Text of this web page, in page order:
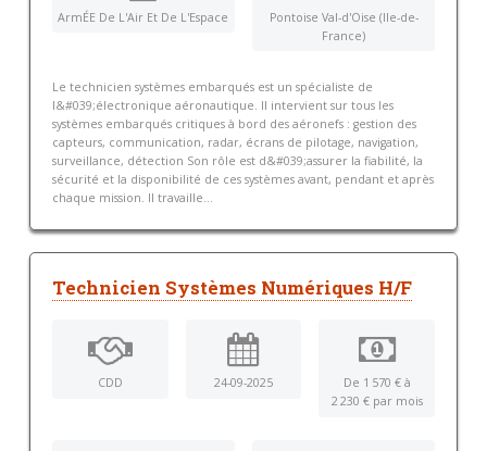
ArmÉE De L'Air Et De L'Espace
Pontoise Val-d'Oise (Ile-de-
France)
Le technicien systèmes embarqués est un spécialiste de
l&#039;électronique aéronautique. Il intervient sur tous les
systèmes embarqués critiques à bord des aéronefs : gestion des
capteurs, communication, radar, écrans de pilotage, navigation,
surveillance, détection Son rôle est d&#039;assurer la fiabilité, la
sécurité et la disponibilité de ces systèmes avant, pendant et après
chaque mission. Il travaille...
Technicien Systèmes Numériques H/F
CDD 24-09-2025
De 1 570 € à
2 230 € par mois